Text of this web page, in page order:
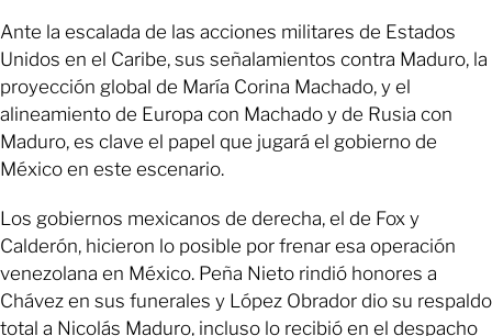
Ante la escalada de las acciones militares de Estados
Unidos en el Caribe, sus señalamientos contra Maduro, la
proyección global de María Corina Machado, y el
alineamiento de Europa con Machado y de Rusia con
Maduro, es clave el papel que jugará el gobierno de
México en este escenario.
Los gobiernos mexicanos de derecha, el de Fox y
Calderón, hicieron lo posible por frenar esa operación
venezolana en México. Peña Nieto rindió honores a
Chávez en sus funerales y López Obrador dio su respaldo
total a Nicolás Maduro, incluso lo recibió en el despacho